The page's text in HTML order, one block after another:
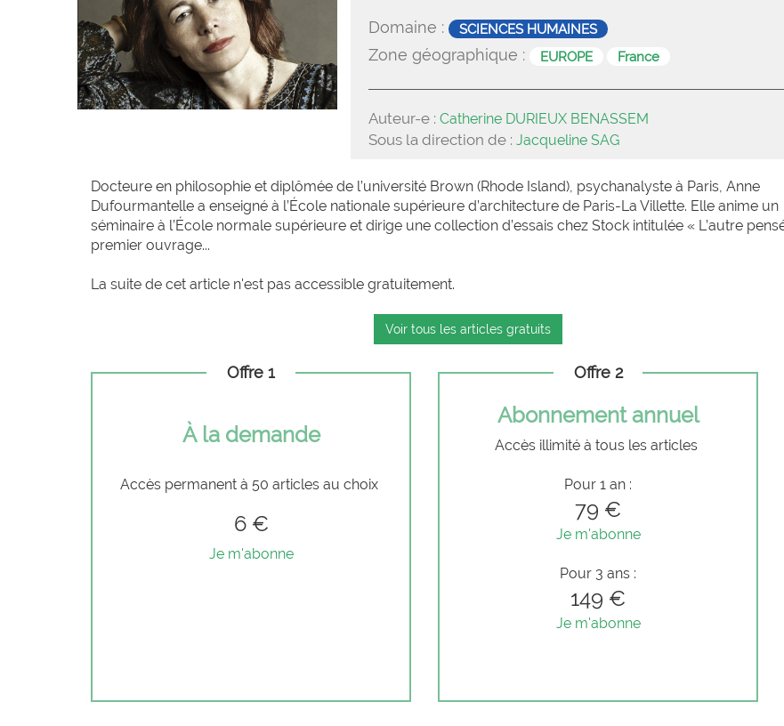
Domaine : SCIENCES HUMAINES
Zone géographique : EUROPE France
Auteur-e :Catherine DURIEUX BENASSEM
Sous la direction de :Jacqueline SAG
Docteure en philosophie et diplômée de l’université Brown (Rhode Island), psychanalyste à Paris, Anne
Dufourmantelle a enseigné à l’École nationale supérieure d’architecture de Paris-La Villette. Elle anime un
séminaire à l’École normale supérieure et dirige une collection d’essais chez Stock intitulée « L’autre
premier ouvrage...
La suite de cet article n'est pas accessible gratuitement.
Voir tous les articles gratuits
Offre 1
À la demande
Accès permanent à 50 articles au choix
6 €
Je m'abonne
Offre 2
Abonnement annuel
Accès illimité à tous les articles
Pour 1 an :
79 €
Je m'abonne
Pour 3 ans :
149 €
Je m'abonne